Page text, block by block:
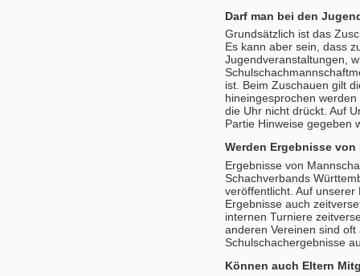
Darf man bei den
Grundsätzlich ist das
Es kann aber sein, dass
Jugendveranstaltungen,
ist. Beim Zuschauen gilt
hineingesprochen
die Uhr nicht drückt. Auf
Partie Hinweise gegeben
Werden Ergebnisse
Ergebnisse von
Schachverbands
veröffentlicht. Auf
Ergebnisse auch
internen Turniere
anderen Vereinen sind
Schulschachergebnisse
Können auch Eltern